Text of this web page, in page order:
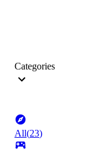
Categories
All(23)